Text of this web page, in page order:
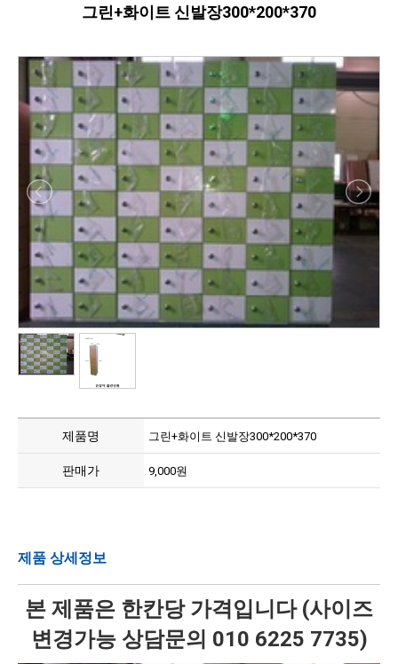
그린+화이트 신발장300*200*370
제품명 그린+화이트 신발장300*200*370
판매가 9,000원
제품 상세정보
본 제품은 한칸당 가격입니다 (사이즈
변경가능 상담문의 010 6225 7735)